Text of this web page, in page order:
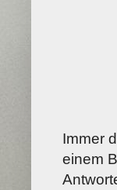
Immer
einem